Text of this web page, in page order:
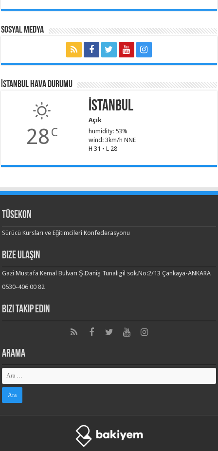
Sosyal Medya
İSTANBUL HAVA DURUMU
28 C
İstanbul
Açık
humidity: 53%
wind: 3km/h NNE
H 31 • L 28
TÜSEKON
Sürücü Kursları ve Eğitimcileri Konfederasyonu
Bize Ulaşın
Gazi Mustafa Kemal Bulvarı Ş.Daniş Tunalıgil sok.No:2/13 Çankaya-ANKARA
0530-406 00 82
Bizi Takip Edin
Arama